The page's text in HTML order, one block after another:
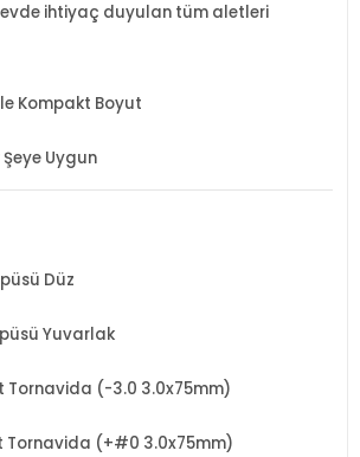
ihtiyaç duyulan tüm aletleri
Kompakt Boyut
Şeye Uygun
Düz
Yuvarlak
Tornavida (-3.0 3.0x75mm)
Tornavida (+#0 3.0x75mm)